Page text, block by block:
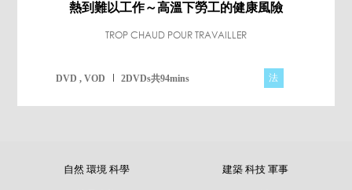
熱到難以工作～高溫下勞工的健康風險
TROP CHAUD POUR TRAVAILLER
DVD , VOD 2DVDs共94mins 法
自然 環境 科學 建築 科技 軍事